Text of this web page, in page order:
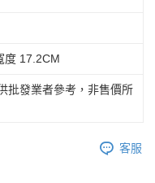
度 17.2CM
批發業者參考，非售價所
客服